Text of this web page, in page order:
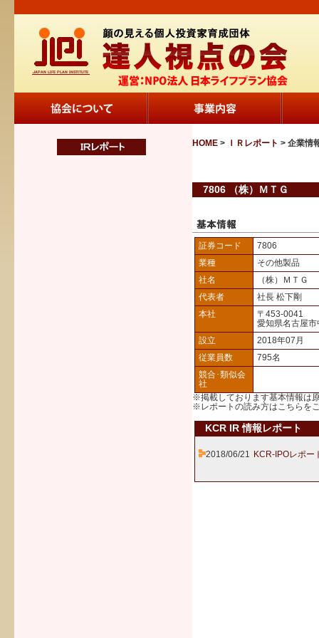
HOME > ＩＲレポート > 企業情
7806 （株）ＭＴＧ
証券コード
7806
業種
その他製品
社名
（株）ＭＴＧ
代表者
社長 松下剛
本社
〒453-0041
愛知県名古屋
設立
2018年07月
従業員数
795名
競合･類似会
社
※掲載しております基本情報は
※レポートの読み方はこちら を
KCR IR 情報レポート
2018/06/21 KCR-IPOレポー